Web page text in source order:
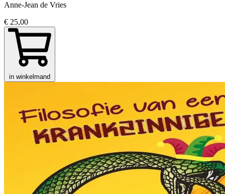
Anne-Jean de Vries
€ 25,00
in winkelmand